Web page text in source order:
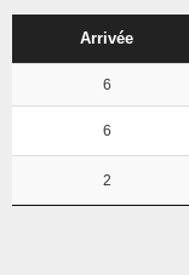
Arrivée
6
6
2